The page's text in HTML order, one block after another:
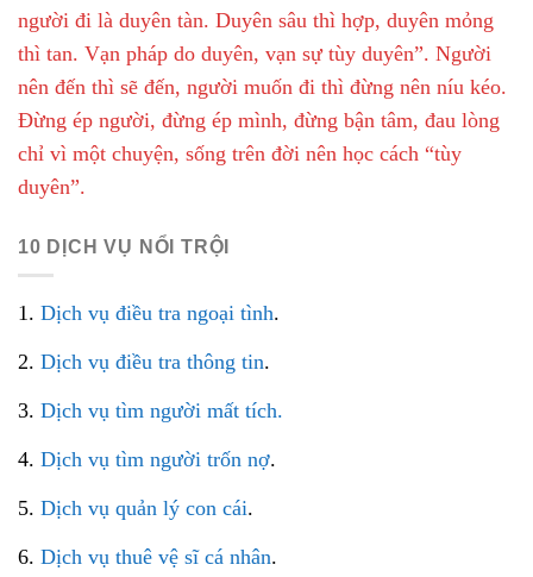
người đi là duyên tàn. Duyên sâu thì hợp, duyên mỏng
thì tan. Vạn pháp do duyên, vạn sự tùy duyên”. Người
nên đến thì sẽ đến, người muốn đi thì đừng nên níu kéo.
Đừng ép người, đừng ép mình, đừng bận tâm, đau lòng
chỉ vì một chuyện, sống trên đời nên học cách “tùy
duyên”.
10 DỊCH VỤ NỔI TRỘI
1. Dịch vụ điều tra ngoại tình.
2. Dịch vụ điều tra thông tin.
3. Dịch vụ tìm người mất tích.
4. Dịch vụ tìm người trốn nợ.
5. Dịch vụ quản lý con cái.
6. Dịch vụ thuê vệ sĩ cá nhân.